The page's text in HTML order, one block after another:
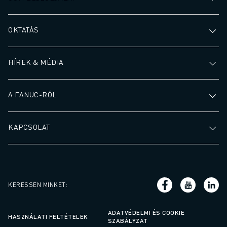
OKTATÁS
HÍREK & MÉDIA
A FANUC-RÓL
KAPCSOLAT
KERESSEN MINKET:
HASZNÁLATI FELTÉTELEK
ADATVÉDELMI ÉS COOKIE
SZABÁLYZAT